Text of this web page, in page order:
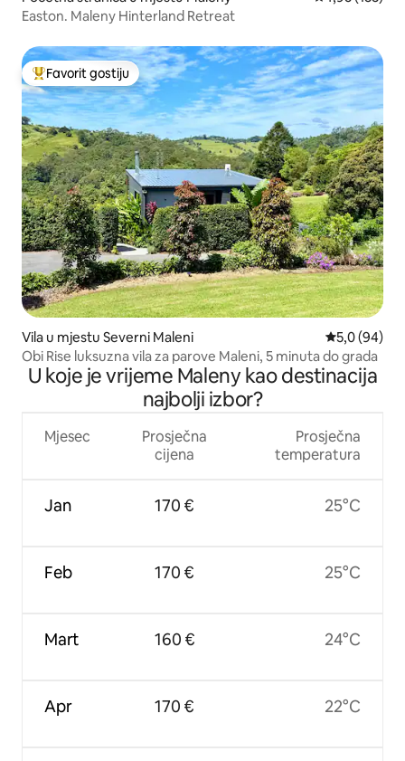
Easton. Maleny Hinterland Retreat
Glavni favorit gostiju
Favorit gostiju
Vila u mjestu Severni Maleni prosječna
5,0 (94)
Obi Rise luksuzna vila za parove Maleni, 5 minuta do grada
U koje je vrijeme Maleny kao destinacija
najbolji izbor?
Mjesec
Jan
Feb
Mart
Apr
Prosječna
cijena
170 €
170 €
160 €
170 €
Prosječna
temperatura
25°C
25°C
24°C
22°C